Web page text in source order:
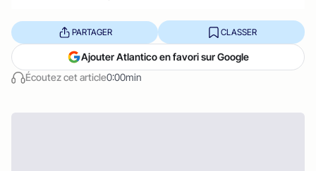
Écoutez cet article0:00min
PARTAGER CLASSER
Ajouter Atlantico en favori sur Google